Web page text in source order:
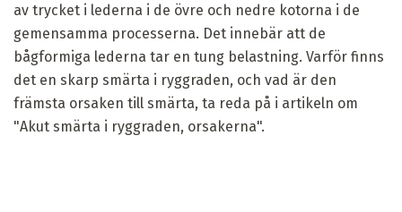
av trycket i lederna i de övre och nedre kotorna i de
gemensamma processerna. Det innebär att de
bågformiga lederna tar en tung belastning. Varför finns
det en skarp smärta i ryggraden, och vad är den
främsta orsaken till smärta, ta reda på i artikeln om
"Akut smärta i ryggraden, orsakerna".